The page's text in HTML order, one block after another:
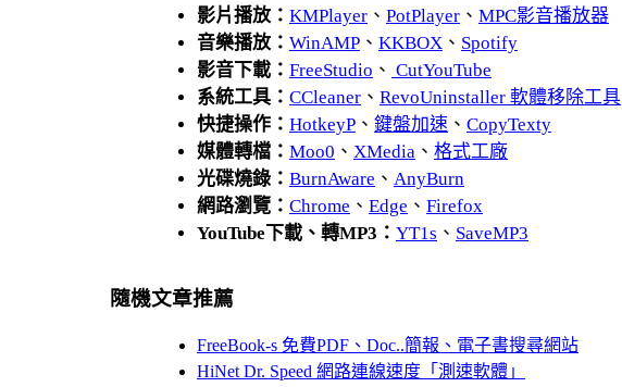
影片播放： KMPlayer、 PotPlayer、 MPC影音播放器
音樂播放： WinAMP、 KKBOX、 Spotify
影音下載： FreeStudio 、 CutYouTube
系統工具： CCleaner、 RevoUninstaller 軟體移除工具
快捷操作： HotkeyP、 鍵盤加速、 CopyTexty
媒體轉檔： Moo0 、 XMedia、 格式工廠
光碟燒錄： BurnAware 、 AnyBurn
網路瀏覽： Chrome 、 Edge 、 Firefox
YouTube下載、轉MP3： YT1s 、 SaveMP3
隨機文章推薦
FreeBook-s 免費PDF、Doc..簡報、電子書搜尋網站
HiNet Dr. Speed 網路連線速度「測速軟體」